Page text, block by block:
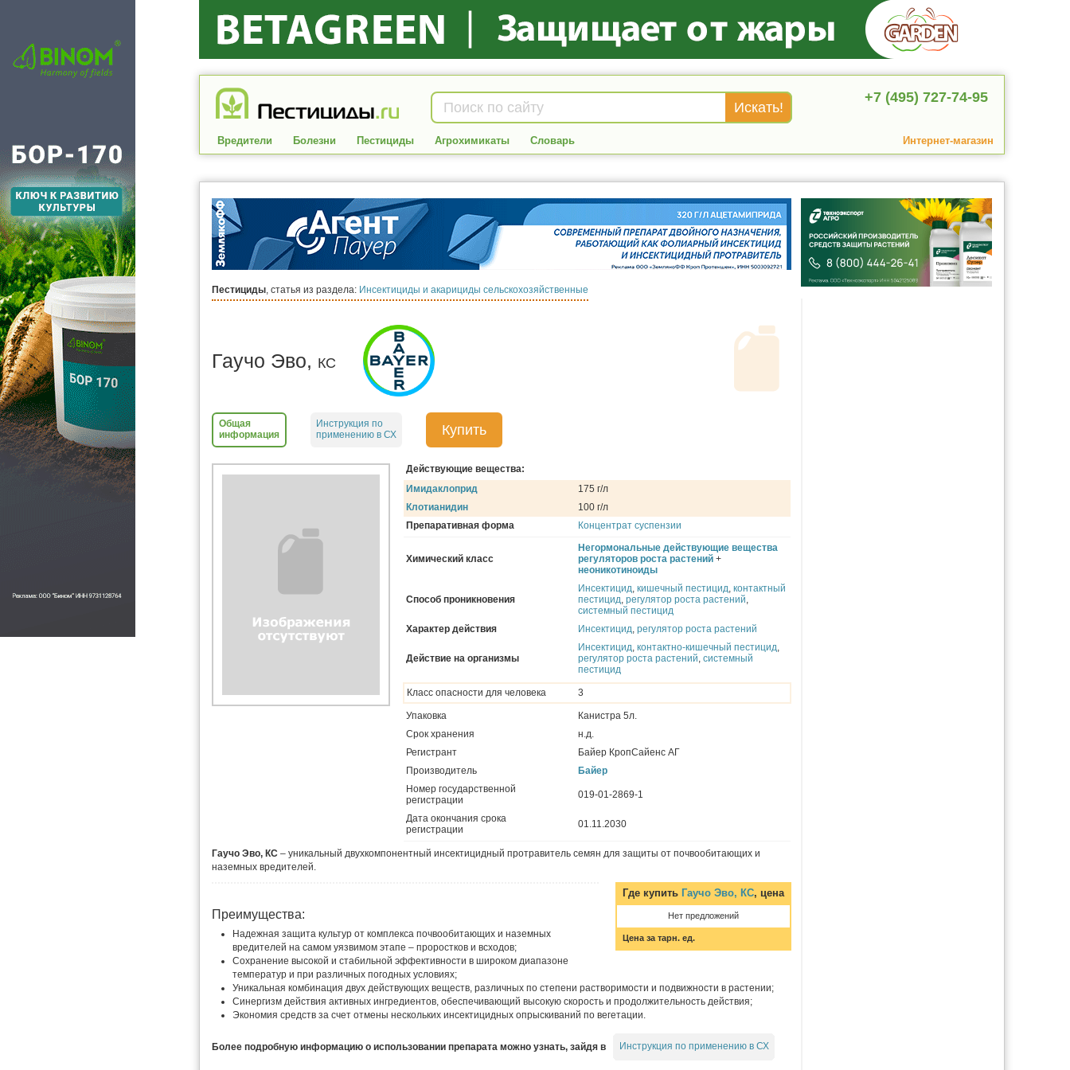
+7 (495) 727-74-95
Вредители Болезни Пестициды Агрохимикаты Словарь Интернет-магазин
Пестициды, статья из раздела: Инсектициды и акарициды сельскохозяйственные
Гаучо Эво, КС
Общая
информация
Инструкция по
применению в СХ
Купить
Действующие вещества:
Имидаклоприд
175 г/л
Клотианидин
100 г/л
Препаративная форма
Концентрат суспензии
Химический класс
Негормональные действующие вещества
регуляторов роста растений +
неоникотиноиды
Способ проникновения
Инсектицид, кишечный пестицид, контактный
пестицид, регулятор роста растений,
системный пестицид
Характер действия
Инсектицид, регулятор роста растений
Действие на организмы
Инсектицид, контактно-кишечный пестицид,
регулятор роста растений, системный
пестицид
Класс опасности для человека 3
Упаковка
Канистра 5л.
Срок хранения
н.д.
Регистрант
Байер КропСайенс АГ
Производитель
Байер
Номер государственной
регистрации
019-01-2869-1
Дата окончания срока
регистрации
01.11.2030
Гаучо Эво, КС – уникальный двухкомпонентный инсектицидный протравитель семян для защиты от почвообитающих и
наземных вредителей.
Где купить Гаучо Эво, КС, цена
Нет предложений
Цена за тарн. ед.
Преимущества:
Надежная защита культур от комплекса почвообитающих и наземных
вредителей на самом уязвимом этапе – проростков и всходов;
Сохранение высокой и стабильной эффективности в широком диапазоне
температур и при различных погодных условиях;
Уникальная комбинация двух действующих веществ, различных по степени растворимости и подвижности в растении;
Синергизм действия активных ингредиентов, обеспечивающий высокую скорость и продолжительность действия;
Экономия средств за счет отмены нескольких инсектицидных опрыскиваний по вегетации.
Более подробную информацию о использовании препарата можно узнать, зайдя в Инструкция по применению в СХ